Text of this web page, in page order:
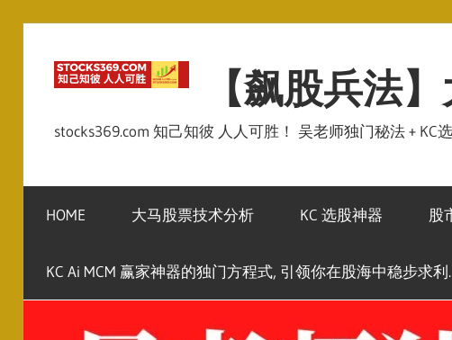
content
【飙股兵法
stocks369.com 知己知彼 人人可胜！ 吴老师独门秘法 + KC
HOME 大马股票技术分析 KC 选股神器 股
KC Ai MCM 赢家神器的独门方程式, 引领你在股海中稳步求利.